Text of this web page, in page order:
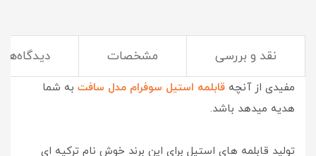
نقد و بررسی مشخصات دیدگاه‌ها
شفاف , زیبا , با کیفیت و با شکوه شاید توضیح مختصر و
مفیدی از آنچه قابلمه استیل سوفرام مدل سافت به شما
هدیه میدهد باشد.
تولید قابلمه های استیل برای این برند خوش نام ترکیه ای